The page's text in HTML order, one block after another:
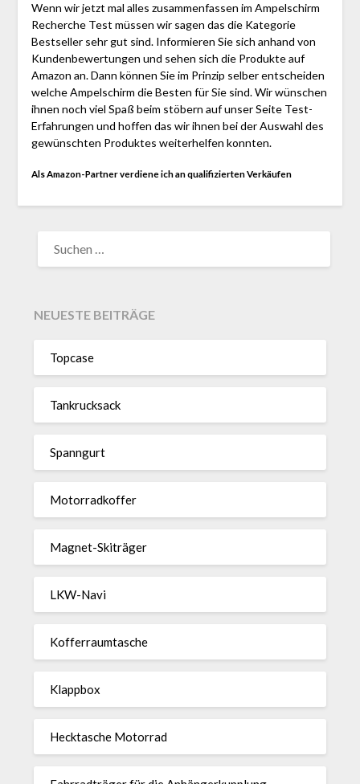
Wenn wir jetzt mal alles zusammenfassen im Ampelschirm
Recherche Test müssen wir sagen das die Kategorie
Bestseller sehr gut sind. Informieren Sie sich anhand von
Kundenbewertungen und sehen sich die Produkte auf
Amazon an. Dann können Sie im Prinzip selber entscheiden
welche Ampelschirm die Besten für Sie sind. Wir wünschen
ihnen noch viel Spaß beim stöbern auf unser Seite Test-
Erfahrungen und hoffen das wir ihnen bei der Auswahl des
gewünschten Produktes weiterhelfen konnten.
Als Amazon-Partner verdiene ich an qualifizierten Verkäufen
NACH:
NEUESTE BEITRÄGE
Topcase
Tan­kruck­sack
Spann­gurt
Motor­rad­koffer
Magnet-Ski­träger
LKW-Navi
Kof­fer­raum­ta­sche
Klappbox
Heck­ta­sche Motorrad